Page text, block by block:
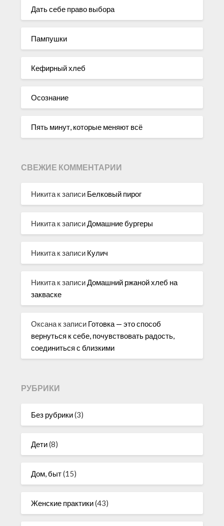
Дать себе право выбора
Пампушки
Кефирный хлеб
Осознание
Пять минут, которые меняют всё
СВЕЖИЕ КОММЕНТАРИИ
Никита к записи Белковый пирог
Никита к записиДомашние бургеры
Никита к записи Кулич
Никита к записиДомашний ржаной хлеб на
закваске
Оксана к записи Готовка — это способ
вернуться к себе, почувствовать радость,
соединиться с близкими
РУБРИКИ
Без рубрики(3)
Дети(8)
Дом, быт(15)
Женские практики(43)